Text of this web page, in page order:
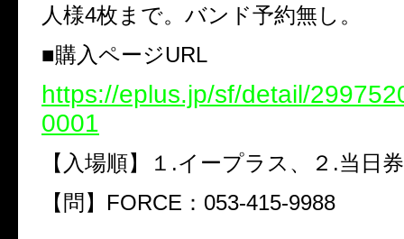
人様4枚まで。バンド予約無し。
■購入ページURL
https://eplus.jp/sf/detail/
0001
【入場順】１.イープラス、２.当日券
【問】FORCE：053-415-9988